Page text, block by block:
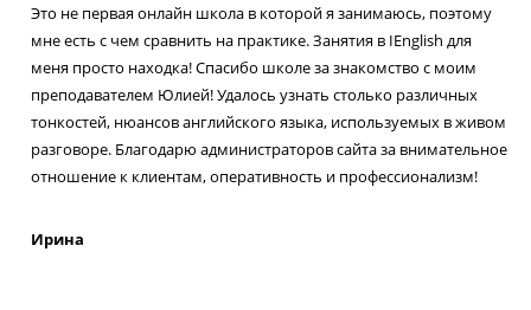
Это не первая онлайн школа в которой я занимаюсь, поэтому
мне есть с чем сравнить на практике. Занятия в IEnglish для
меня просто находка! Спасибо школе за знакомство с моим
преподавателем Юлией! Удалось узнать столько различных
тонкостей, нюансов английского языка, используемых в живом
разговоре. Благодарю администраторов сайта за внимательное
отношение к клиентам, оперативность и профессионализм!
Ирина